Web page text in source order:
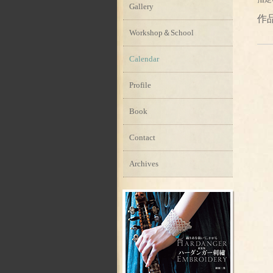
作
Gallery
Workshop＆School
Calendar
Profile
Book
Contact
Archives